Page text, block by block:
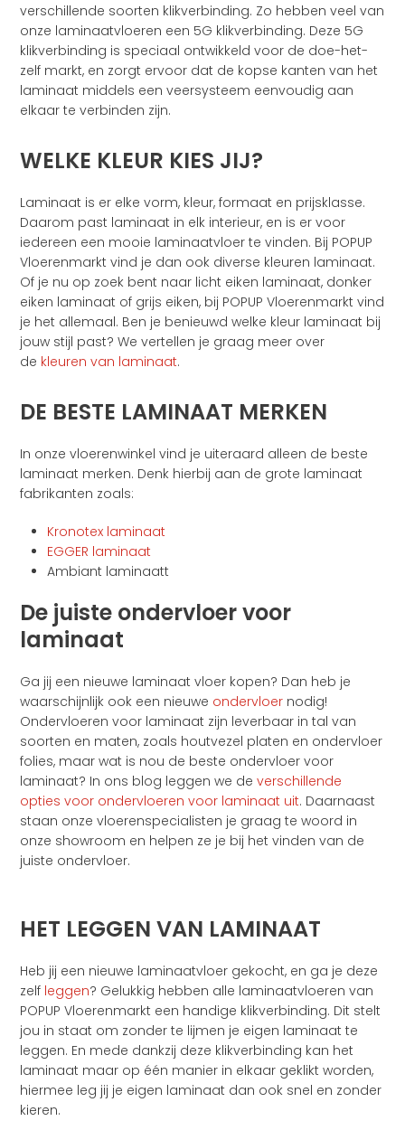
verschillende soorten klikverbinding. Zo hebben veel van
onze laminaatvloeren een 5G klikverbinding. Deze 5G
klikverbinding is speciaal ontwikkeld voor de doe-het-
zelf markt, en zorgt ervoor dat de kopse kanten van het
laminaat middels een veersysteem eenvoudig aan
elkaar te verbinden zijn.
WELKE KLEUR KIES JIJ?
Laminaat is er elke vorm, kleur, formaat en prijsklasse.
Daarom past laminaat in elk interieur, en is er voor
iedereen een mooie laminaatvloer te vinden. Bij POPUP
Vloerenmarkt vind je dan ook diverse kleuren laminaat.
Of je nu op zoek bent naar licht eiken laminaat, donker
eiken laminaat of grijs eiken, bij POPUP Vloerenmarkt vind
je het allemaal. Ben je benieuwd welke kleur laminaat bij
jouw stijl past? We vertellen je graag meer over
de kleuren van laminaat.
DE BESTE LAMINAAT MERKEN
In onze vloerenwinkel vind je uiteraard alleen de beste
laminaat merken. Denk hierbij aan de grote laminaat
fabrikanten zoals:
Kronotex laminaat
EGGER laminaat
Ambiant laminaatt
De juiste ondervloer voor
laminaat
Ga jij een nieuwe laminaat vloer kopen? Dan heb je
waarschijnlijk ook een nieuwe ondervloer nodig!
Ondervloeren voor laminaat zijn leverbaar in tal van
soorten en maten, zoals houtvezel platen en ondervloer
folies, maar wat is nou de beste ondervloer voor
laminaat? In ons blog leggen we deverschillende
opties voor ondervloeren voor laminaat uit. Daarnaast
staan onze vloerenspecialisten je graag te woord in
onze showroom en helpen ze je bij het vinden van de
juiste ondervloer.
HET LEGGEN VAN LAMINAAT
Heb jij een nieuwe laminaatvloer gekocht, en ga je deze
zelf leggen? Gelukkig hebben alle laminaatvloeren van
POPUP Vloerenmarkt een handige klikverbinding. Dit stelt
jou in staat om zonder te lijmen je eigen laminaat te
leggen. En mede dankzij deze klikverbinding kan het
laminaat maar op één manier in elkaar geklikt worden,
hiermee leg jij je eigen laminaat dan ook snel en zonder
kieren.